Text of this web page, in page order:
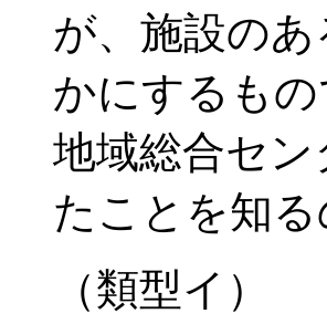
が、施設の
かにするも
地域総合セ
たことを知
（類型イ）